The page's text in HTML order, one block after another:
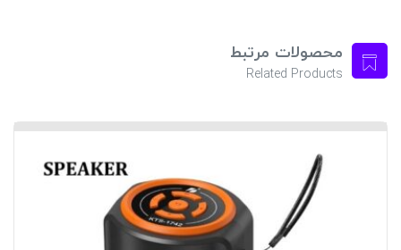
محصولات مرتبط
Related Products